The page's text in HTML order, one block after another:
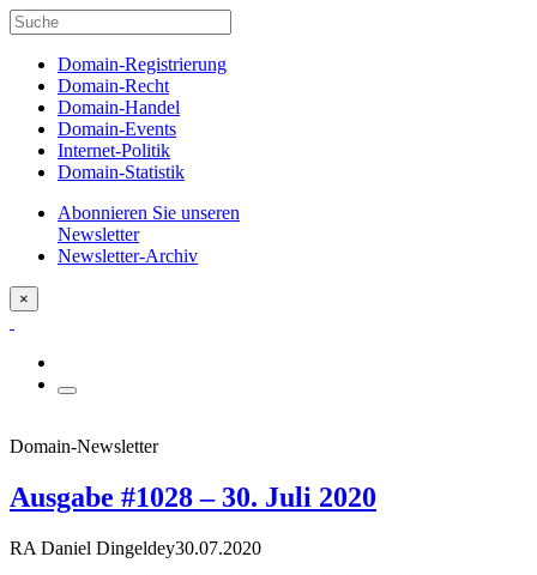
Domain-Registrierung
Domain-Recht
Domain-Handel
Domain-Events
Internet-Politik
Domain-Statistik
Abonnieren Sie unseren
Newsletter
Newsletter-Archiv
×
Domain-Newsletter
Ausgabe #1028 – 30. Juli 2020
RA Daniel Dingeldey30.07.2020